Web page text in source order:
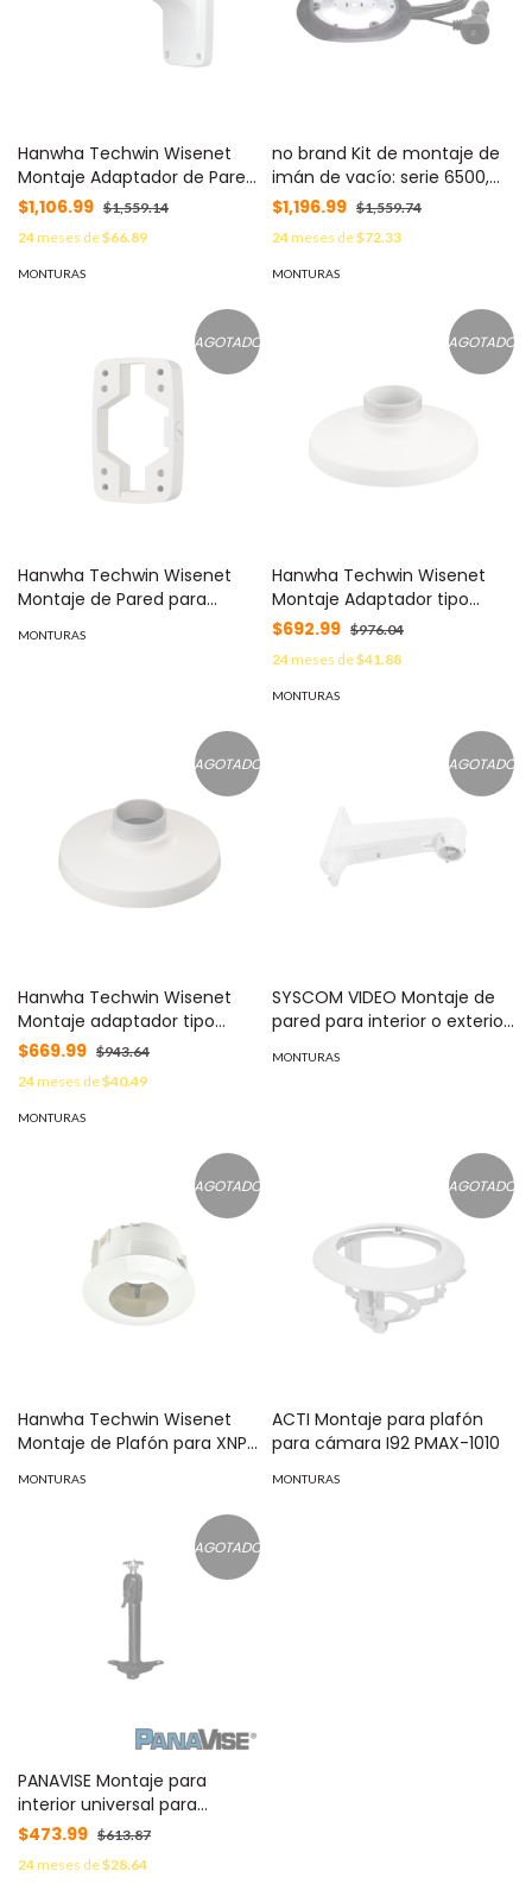
Hanwha Techwin Wisenet
Montaje Adaptador de Pared
Color Ivory Compatible con
Cámaras Domo Fijas y PTZ
Samsung/Hanwha MOD:
SBP-300WM1
$1,106.99 $1,559.14
24meses de$66.89
MONTURAS
no brand Kit de montaje de
imán de vacío: serie 6500,
6600, 6900, 7100 y 7900
MOD: A6000VMK
$1,196.99 $1,559.74
24meses de$72.33
MONTURAS
AGOTADO
Hanwha Techwin Wisenet
Montaje de Pared para
MONTURAS
AGOTADO
Hanwha Techwin Wisenet
Montaje Adaptador tipo
Plato Necesario para Pared o
Techo en Domos Fish Eye
5MP Samsung (Ver modelos
compatibles) MOD: SBP-
$692.99 $976.04
24meses de$41.88
MONTURAS
AGOTADO
Hanwha Techwin Wisenet
Montaje adaptador tipo
plato necesario para pared o
techo en domos fijos MOD:
SBP-300HM6
$669.99 $943.64
24meses de$40.49
MONTURAS
AGOTADO
SYSCOM VIDEO Montaje de
pared para interior o exterior
HIKVISION MOD: DS1602ZJAX
MONTURAS
AGOTADO
Hanwha Techwin Wisenet
Montaje de Plafón para XNP-
y XND-6085V/6085 MOD:
MONTURAS
AGOTADO
ACTI Montaje para plafón
para cámara I92 PMAX-1010
MONTURAS
AGOTADO
PANAVISE Montaje para
interior universal para
cámara tipo profesional, con
perilla para ajuste rápido
883-06
$473.99 $613.87
24meses de$28.64